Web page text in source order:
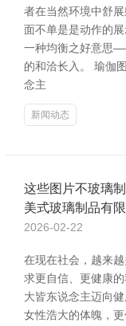
者在当然环境中舒
面不单是是动作的
一种均衡之好意思
的和洽长入。 瑜伽
念主
新闻动态
这些图片不玻璃
美式玻璃制品有
2026-02-22
在现在社会，越来
求更自信、更健康
大皆东说念主迈向
女性浩大的体魄，